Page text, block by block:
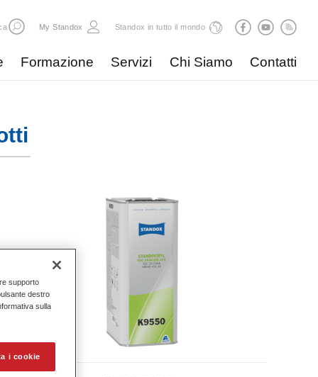
My Standox Standox in tutto il mondo
Formazione Servizi Chi Siamo Contatti
supporto
destro
sulla
i cookie